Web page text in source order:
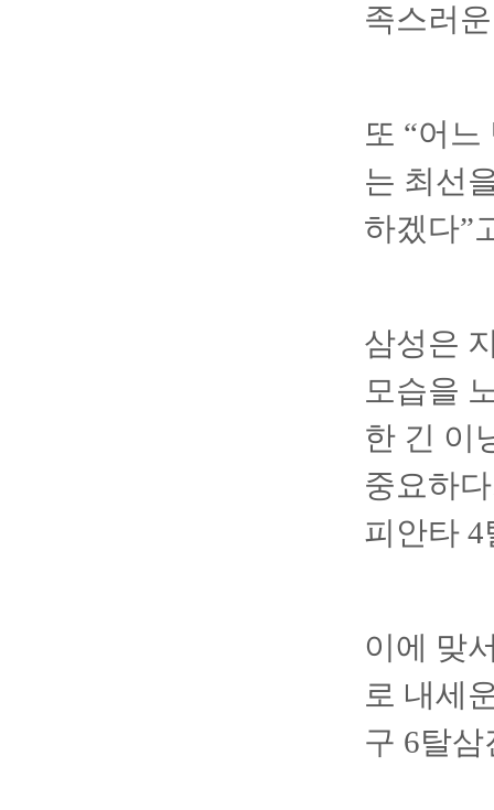
족스러
또 “어
는 최선
하겠다”
삼성은
모습을
한 긴 이
중요하
피안타
이에 맞
로 내세
구 6탈